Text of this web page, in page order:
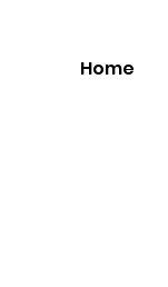
Home